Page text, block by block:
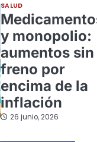
SALUD
y monopolio:
aumentos sin
freno por
encima de la
inflación
26 junio, 2026